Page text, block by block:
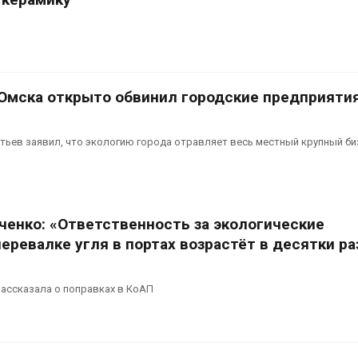
открыто обвинил городские
заявил, что экологию города отравляет весь местный крупный
«Ответственность за экологические
угля в портах возрастёт в десятки
о поправках в КоАП